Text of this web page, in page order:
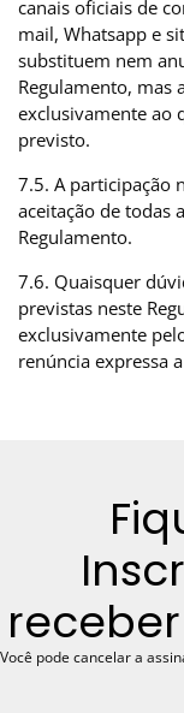
canais oficiais de
mail, Whatsapp e
substituem nem
Regulamento, mas
exclusivamente ao
previsto.
7.5. A participação
aceitação de todas
Regulamento.
7.6. Quaisquer
previstas neste
exclusivamente
renúncia expressa
Você pode cancelar a